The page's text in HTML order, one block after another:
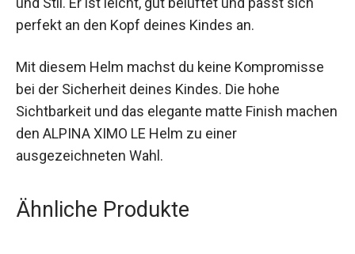
passt sich perfekt an den Kopf deines Kindes an.
bei der Sicherheit deines Kindes. Die hohe
Sichtbarkeit und das elegante matte Finish
machen den ALPINA XIMO LE Helm zu einer
ausgezeichneten Wahl.
Ähnliche Produkte